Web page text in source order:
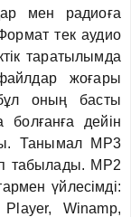
мен радиоға
тек аудио
таратылымда
жоғары
оның басты
дейін
Танымал MP3
табылады. MP2
үйлесімді:
Winamp,